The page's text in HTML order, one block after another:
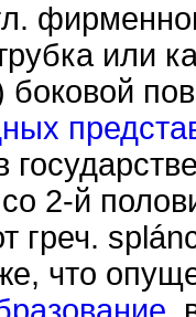
или
боковой
2-й
греч. splá
что